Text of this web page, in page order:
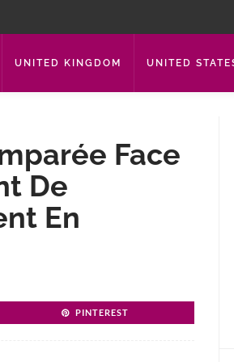
UNITED KINGDOM UNITED
Face
De
En
PINTEREST